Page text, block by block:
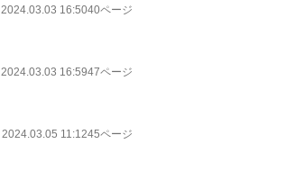
2024.03.03 16:5040ページ
2024.03.03 16:5947ページ
2024.03.05 11:1245ページ